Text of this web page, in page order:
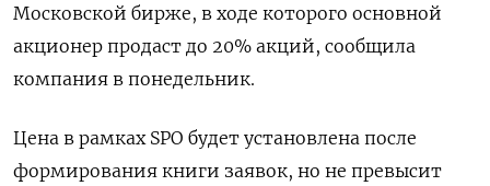
Московской бирже, в ходе которого основной
акционер продаст до 20% акций, сообщила
компания в понедельник.
Цена в рамках SPO будет установлена после
формирования книги заявок, но не превысит